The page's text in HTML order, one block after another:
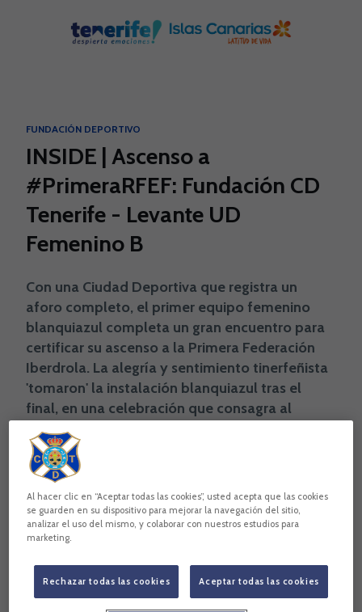
FUNDACIÓN DEPORTIVO
INSIDE | Ascenso a
#PrimeraRFEF: Fundación CD
Tenerife - Levante UD
Femenino B
Con una Ciudad Deportiva que registra un
aforo completo, el primer equipo femenino
blanquiazul completa un gran encuentro para
certificar su ascenso a la Primera Federación
Iberdrola. La alegría y sentimiento tinerfeñista
'tomaron' la instalación blanquiazul tras el
final, en una celebración que consagra al
Fundación CD Tenerife como campeón del
Grupo Sur, a falta de dos jornadas de
competición.
Fundación CD Tenerife
Primera Federación Iberdrola
Área femenina Fundación CD Tenerife
Ciudad Deportiva de Tenerife Javier Pérez
Al hacer clic en “Aceptar todas las cookies”, usted acepta que las cookies
se guarden en su dispositivo para mejorar la navegación del sitio,
analizar el uso del mismo, y colaborar con nuestros estudios para
marketing.
Rechazar todas las cookies Aceptar todas las cookies